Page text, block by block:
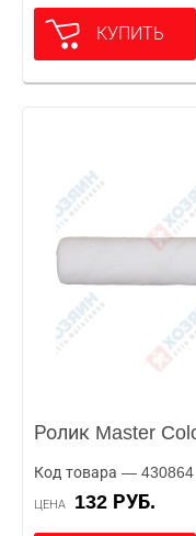
КУПИТЬ
Ролик Master
Код товара — 430864
ЦЕНА 132 РУБ.